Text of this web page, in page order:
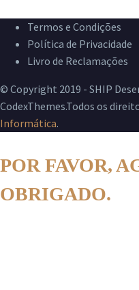
Termos e Condições
Política de Privacidade
Livro de Reclamações
© Copyright 2019 - SHIP
CodexThemes.Todos os
Informática.
POR FAVOR,
OBRIGADO.